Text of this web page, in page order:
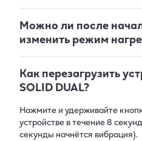
Можно ли после
изменить режим
Как перезагрузить
SOLID DUAL?
Нажмите и удерживайте
устройстве в течение 8
секунды начнётся вибрация).